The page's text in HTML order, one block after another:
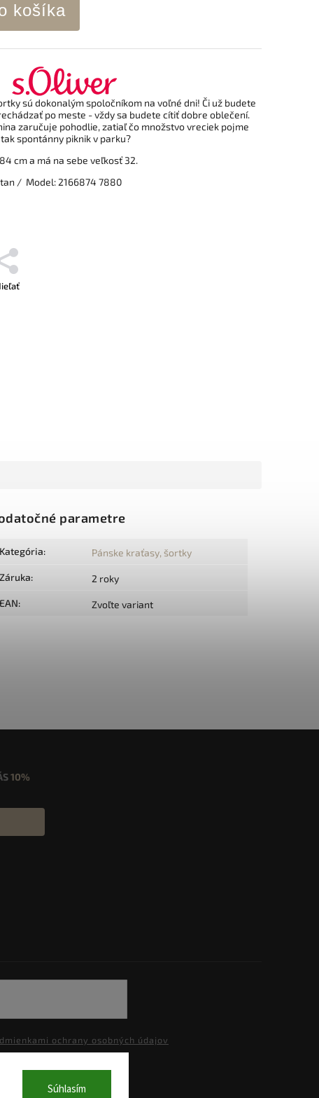
Súhlasím
košíka
sú dokonalým spoločníkom na voľné dni! Či už budete
po meste - vždy sa budete cítiť dobre oblečení.
zaručuje pohodlie, zatiaľ čo množstvo vreciek pojme
spontánny piknik v parku?
cm a má na sebe veľkosť 32.
/ Model: 2166874 7880
parametre
Kategória: Pánske kraťasy, šortky
Záruka: 2 roky
EAN: Zvoľte variant
10%
ochrany osobných údajov